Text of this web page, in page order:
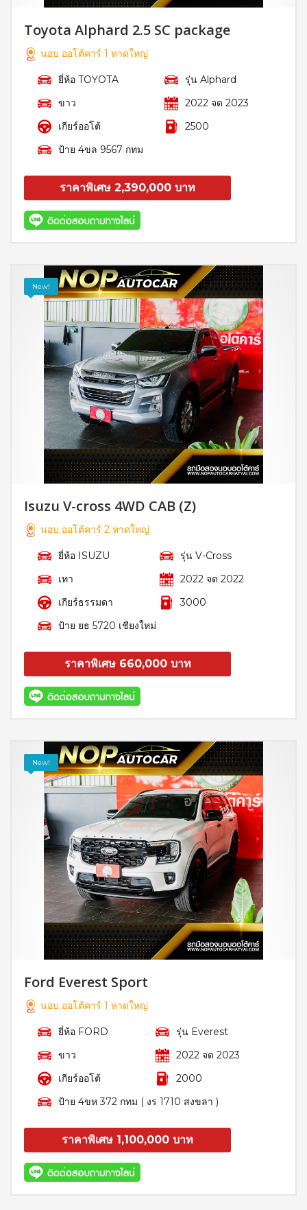
Toyota Alphard 2.5 SC package
นอบ ออโต้คาร์ 1 หาดใหญ่
ยี่ห้อ TOYOTA
รุ่น Alphard
ขาว
2022 จด 2023
เกียร์ออโต้
2500
ป้าย 4ขล 9567 กทม
ราคาพิเศษ 2,390,000 บาท
New!
Isuzu V-cross 4WD CAB (Z)
นอบ ออโต้คาร์ 2 หาดใหญ่
ยี่ห้อ ISUZU
รุ่น V-Cross
เทา
2022 จด 2022
เกียร์ธรรมดา
3000
ป้าย ยธ 5720 เชียงใหม่
ราคาพิเศษ 660,000 บาท
New!
Ford Everest Sport
นอบ ออโต้คาร์ 1 หาดใหญ่
ยี่ห้อ FORD
รุ่น Everest
ขาว
2022 จด 2023
เกียร์ออโต้
2000
ป้าย 4ขห 372 กทม ( งร 1710 สงขลา )
ราคาพิเศษ 1,100,000 บาท